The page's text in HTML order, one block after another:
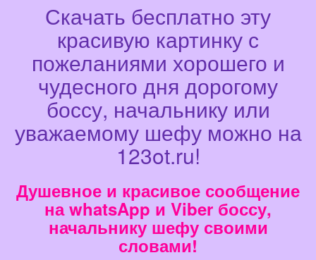
Скачать бесплатно эту
красивую картинку с
пожеланиями хорошего и
чудесного дня дорогому
боссу, начальнику или
уважаемому шефу можно на
123ot.ru!
Душевное и красивое сообщение
на whatsApp и Viber боссу,
начальнику шефу своими
словами!